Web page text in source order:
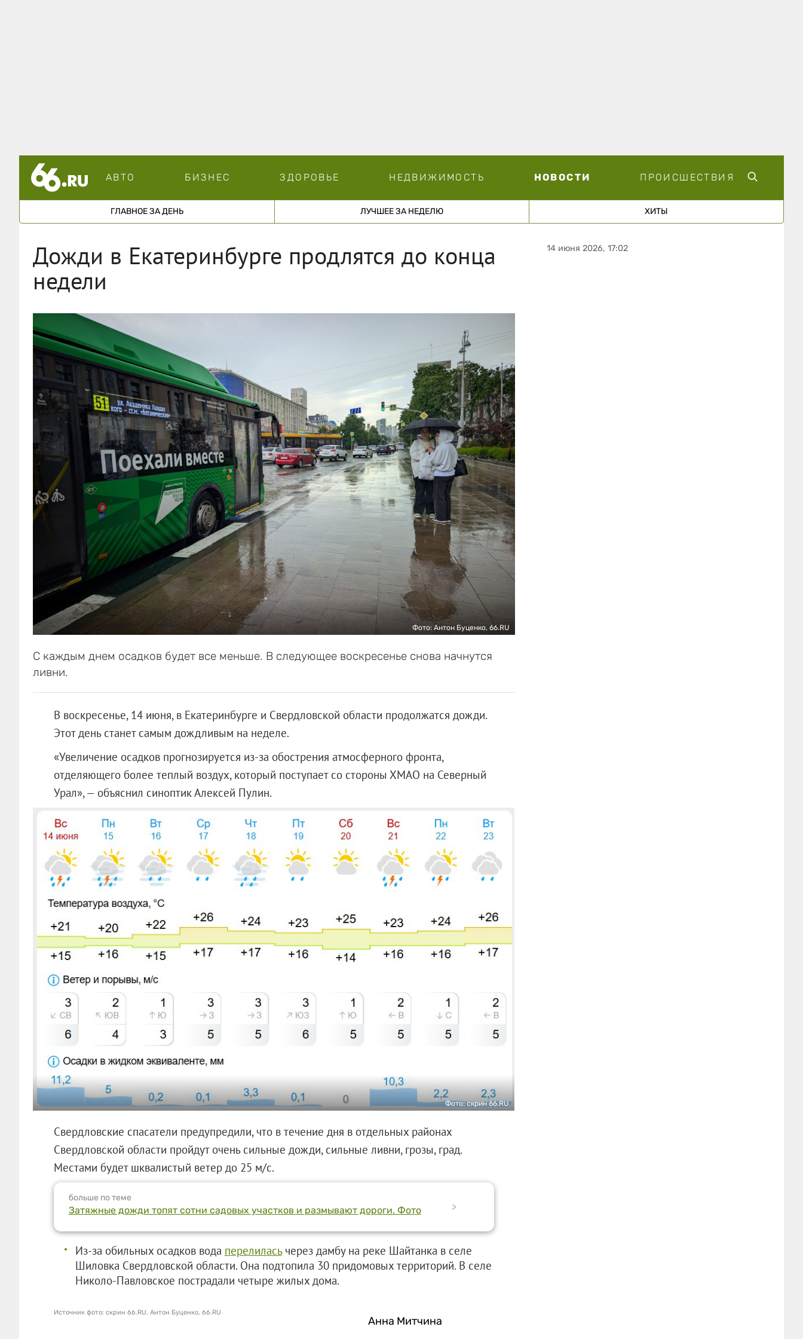
АВТО БИЗНЕС ЗДОРОВЬЕ НЕДВИЖИМОСТЬ НОВОСТИ ПРОИСШЕСТВИЯ
ГЛАВНОЕ ЗА ДЕНЬ ЛУЧШЕЕ ЗА НЕДЕЛЮ ХИТЫ
Дожди в Екатеринбурге продлятся до конца
недели
Фото: Антон Буценко, 66.RU
С каждым днем осадков будет все меньше. В следующее воскресенье снова начнутся
ливни.
В воскресенье, 14 июня, в Екатеринбурге и Свердловской области продолжатся дожди.
Этот день станет самым дождливым на неделе.
«Увеличение осадков прогнозируется из-за обострения атмосферного фронта,
отделяющего более теплый воздух, который поступает со стороны ХМАО на Северный
Урал», — объяснил синоптик Алексей Пулин.
Фото: скрин 66.RU
Свердловские спасатели предупредили, что в течение дня в отдельных районах
Свердловской области пройдут очень сильные дожди, сильные ливни, грозы, град.
Местами будет шквалистый ветер до 25 м/с.
больше по теме
Затяжные дожди топят сотни садовых участков и размывают дороги. Фото >
Из-за обильных осадков вода перелиласьчерез дамбу на реке Шайтанка в селе
Шиловка Свердловской области. Она подтопила 30 придомовых территорий. В селе
Николо-Павловское пострадали четыре жилых дома.
Анна Митчина
Источник фото: скрин 66.RU, Антон Буценко, 66.RU
14 июня 2026, 17:02